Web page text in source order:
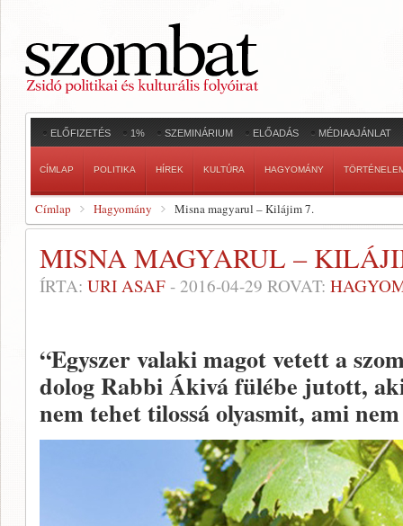
ELŐFIZETÉS 1% SZEMINÁRIUM ELŐADÁS MÉDIAAJÁNLAT
CÍMLAP POLITIKA HÍREK KULTÚRA HAGYOMÁNY
Címlap Hagyomány Misna magyarul – Kilájim 7.
MISNA MAGYARUL –
ÍRTA: URI ASAF - 2016-04-29 ROVAT:
“Egyszer valaki magot vetett a
dolog Rabbi Ákivá fülébe jutott,
nem tehet tilossá olyasmit, ami nem